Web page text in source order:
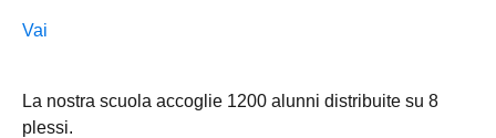
Vai
La nostra scuola accoglie 1200 alunni distribuite su 8
plessi.